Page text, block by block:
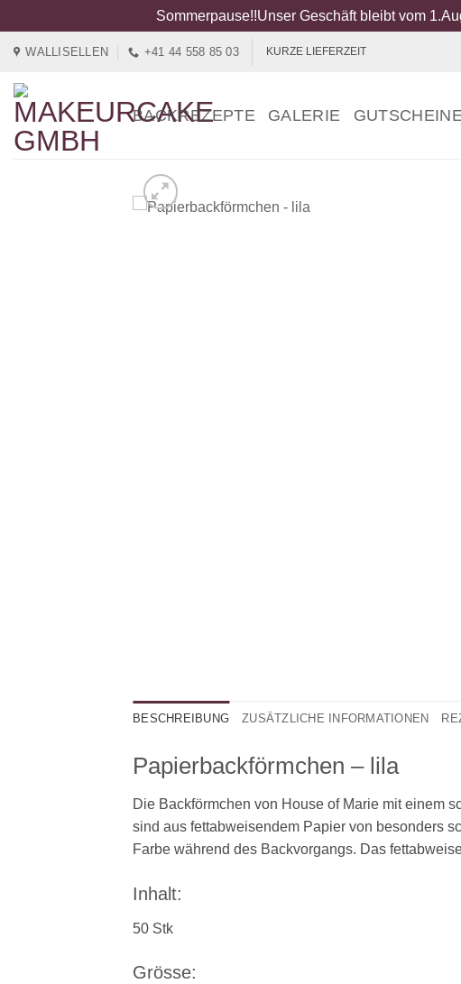
Sommerpause!!Unser Geschäft bleibt vom
springen
WALLISELLEN +41 44 558 85 03 KURZE LIEFERZEIT
BACKREZEPTE GALERIE
BESCHREIBUNG ZUSÄTZLICHE INFORMATIONEN
Papierbackförmchen – lila
Die Backförmchen von House of Marie mit einem
sind aus fettabweisendem Papier von besonders
Farbe während des Backvorgangs. Das
Inhalt:
50 Stk
Grösse: